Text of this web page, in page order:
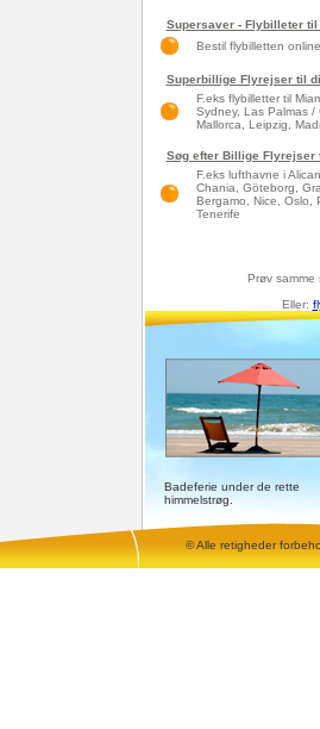
Supersaver - Flybilleter
Bestil flybilletten
Superbillige Flyrejser til
F.eks flybilletter til
Sydney, Las Palmas /
Mallorca, Leipzig,
Søg efter Billige Flyrejser
F.eks lufthavne i
Chania, Göteborg,
Bergamo, Nice, Oslo,
Tenerife
Prøv
Eller:
Badeferie under de rette
himmelstrøg.
© Alle retigheder